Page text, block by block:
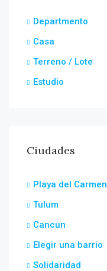
Departmento
Casa
Terreno / Lote
Estudio
Ciudades
Playa del Carmen
Tulum
Cancun
Elegir una barrio
Solidaridad